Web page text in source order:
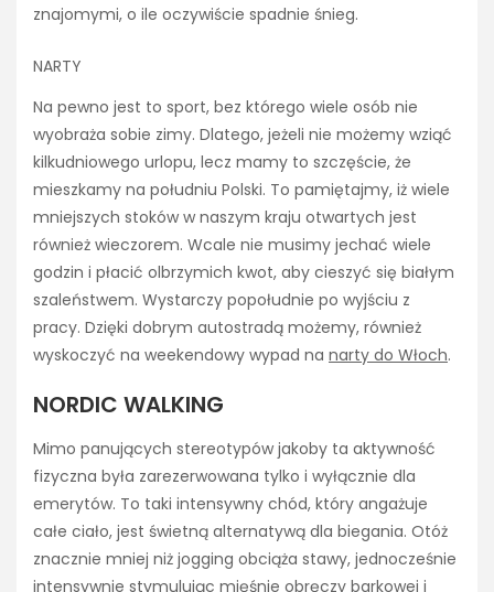
znajomymi, o ile oczywiście spadnie śnieg.
NARTY
Na pewno jest to sport, bez którego wiele osób nie
wyobraża sobie zimy. Dlatego, jeżeli nie możemy wziąć
kilkudniowego urlopu, lecz mamy to szczęście, że
mieszkamy na południu Polski. To pamiętajmy, iż wiele
mniejszych stoków w naszym kraju otwartych jest
również wieczorem. Wcale nie musimy jechać wiele
godzin i płacić olbrzymich kwot, aby cieszyć się białym
szaleństwem. Wystarczy popołudnie po wyjściu z
pracy. Dzięki dobrym autostradą możemy, również
wyskoczyć na weekendowy wypad na narty do Włoch.
NORDIC WALKING
Mimo panujących stereotypów jakoby ta aktywność
fizyczna była zarezerwowana tylko i wyłącznie dla
emerytów. To taki intensywny chód, który angażuje
całe ciało, jest świetną alternatywą dla biegania. Otóż
znacznie mniej niż jogging obciąża stawy, jednocześnie
intensywnie stymulując mięśnie obręczy barkowej i